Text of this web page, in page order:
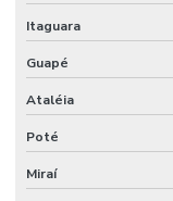
Itaguara
Guapé
Ataléia
Poté
Miraí